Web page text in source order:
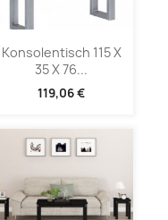
Konsolentisch 115 X
35 X 76...
119,06 €